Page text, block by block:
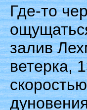
Где-то
залив
ветерка,